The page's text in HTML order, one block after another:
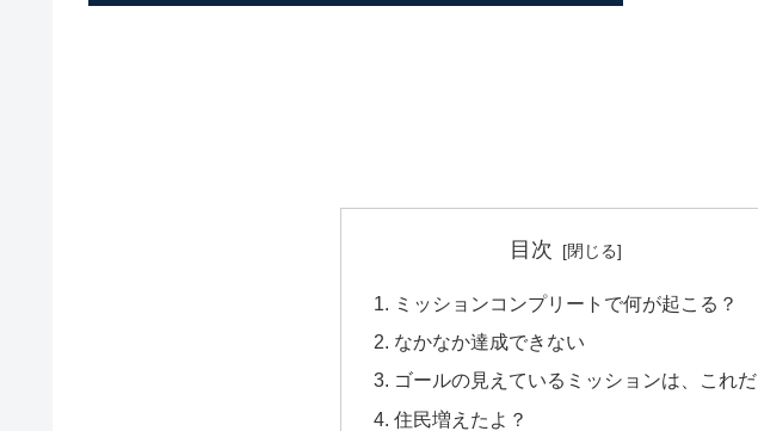
目次
ミッションコンプリートで何が起こる？
なかなか達成できない
ゴールの見えているミッションは、これだ
住民増えたよ？